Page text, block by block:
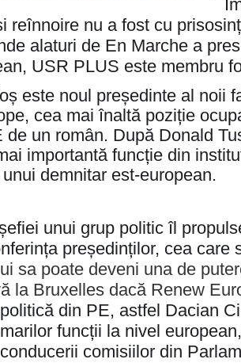
reînnoire nu a fost cu
alaturi de En Marche a
USR PLUS este membru
este noul președinte al noii
cea mai înaltă poziție
de un român. După Donald
importantă funcție din
demnitar est-european.
unui grup politic îl
președinților, cea care
sa poate deveni una de
la Bruxelles dacă Renew
din PE, astfel Dacian
funcții la nivel
comisiilor din